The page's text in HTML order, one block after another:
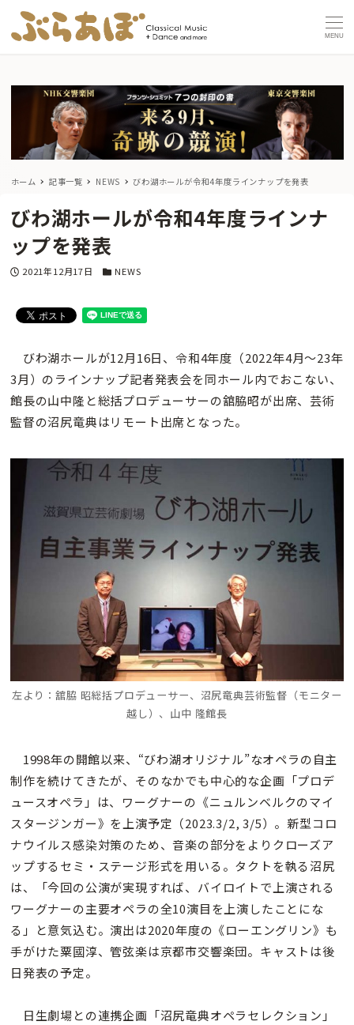
MENU
ホーム 記事一覧 NEWS びわ湖ホールが令和4年度ラインナップを発表
びわ湖ホールが令和4年度ラインナ
ップを発表
投稿日
2021年12月17日 カテゴリー
NEWS
びわ湖ホールが12月16日、令和4年度（2022年4月〜23年
3月）のラインナップ記者発表会を同ホール内でおこない、
館長の山中隆と総括プロデューサーの舘脇昭が出席、芸術
監督の沼尻竜典はリモート出席となった。
左より：舘脇 昭総括プロデューサー、 沼尻竜典芸術監督（モニター
越し）、山中 隆館長
1998年の開館以来、“びわ湖オリジナル”なオペラの自主
制作を続けてきたが、そのなかでも中心的な企画「プロデ
ュースオペラ」は、ワーグナーの《ニュルンベルクのマイ
スタージンガー》を上演予定（2023.3/2, 3/5）。新型コロ
ナウイルス感染対策のため、音楽の部分をよりクローズア
ップするセミ・ステージ形式を用いる。タクトを執る沼尻
は、「今回の公演が実現すれば、バイロイトで上演される
ワーグナーの主要オペラの全10演目を上演したことにな
る」と意気込む。演出は2020年度の《ローエングリン》も
手がけた粟國淳、管弦楽は京都市交響楽団。キャストは後
日発表の予定。
日生劇場との連携企画「沼尻竜典オペラセレクション」